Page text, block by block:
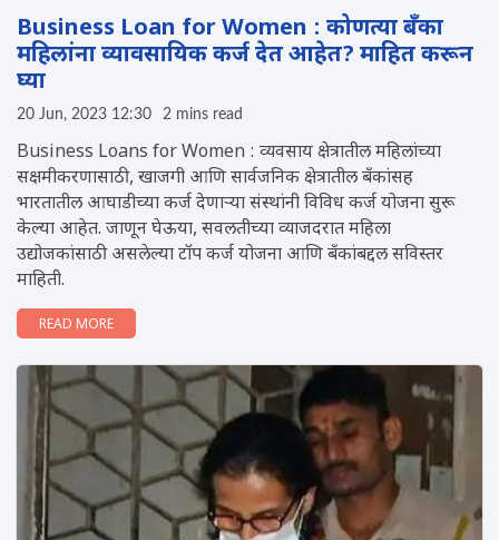
Business Loan for Women : कोणत्या बँका
महिलांना व्यावसायिक कर्ज देत आहेत? माहित करून
घ्या
20 Jun, 2023 12:30 2 mins read
Business Loans for Women : व्यवसाय क्षेत्रातील महिलांच्या
सक्षमीकरणासाठी, खाजगी आणि सार्वजनिक क्षेत्रातील बँकांसह
भारतातील आघाडीच्या कर्ज देणाऱ्या संस्थांनी विविध कर्ज योजना सुरू
केल्या आहेत. जाणून घेऊया, सवलतीच्या व्याजदरात महिला
उद्योजकांसाठी असलेल्या टॉप कर्ज योजना आणि बँकांबद्दल सविस्तर
माहिती.
READ MORE